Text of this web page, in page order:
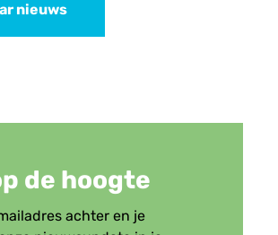
nieuws
de hoogte
achter en je